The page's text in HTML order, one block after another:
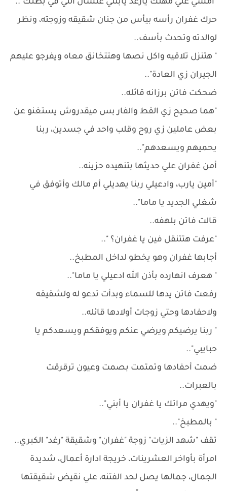
"امشي علي مهلك يارغد يابنتي علشان اللي في بطنك"..
حرك غفران رأسه بيأس من جنان شقيقه وزوجته، ونظر
لوالدته وتحدث بأسف..
" هتنزل تلاقيه واكل نصها وهتتخانق معاه ويفرجو عليهم
الجيران زي العادة"..
ضحكت فاتن برزانه قائله..
"هما صحيح زي القط والفار بس ميقدروش يستغنو عن
بعض عاملين زي روح وقلب واحد في جسدين، ربنا
يحميهم ويسعدهم"..
أمن غفران علي حديثها بتنهيده حزينه..
"أمين يارب، وادعيلي ربنا يهديلي أم مالك وأتوفق في
شغلي الجديد يا ماما"..
قالت فاتن بلهفه..
"عرفت هتتنقل فين يا غفران؟ "..
أجابها غفران وهو يخطو لداخل المطبخ..
" هعرف انهارده بأذن الله ادعيلي يا ماما"..
رفعت فاتن يدها للسماء وبدأت تدعو له ولشقيقه
ولاحفادها وحتي زوجات أولادها قائله..
" ربنا يرضيكم ويرضي عنكم ويوفقكم ويسعدكم يا
حبايبي"..
ضمت أحفادها وتمتمت بصمت وعيون ترقرقت
بالعبرات..
"ويهدي مراتك يا غفران يا أبني"..
" بالمطبخ"..
تقف "شهد الزيات" زوجة "غفران" وشقيقة "رغد" الكبري..
امرأة بأواخر العشرينات، خريجة ادارة أعمال، شديدة
الجمال، جمالها يصل لحد الفتنه، علي نقيض شقيقتها